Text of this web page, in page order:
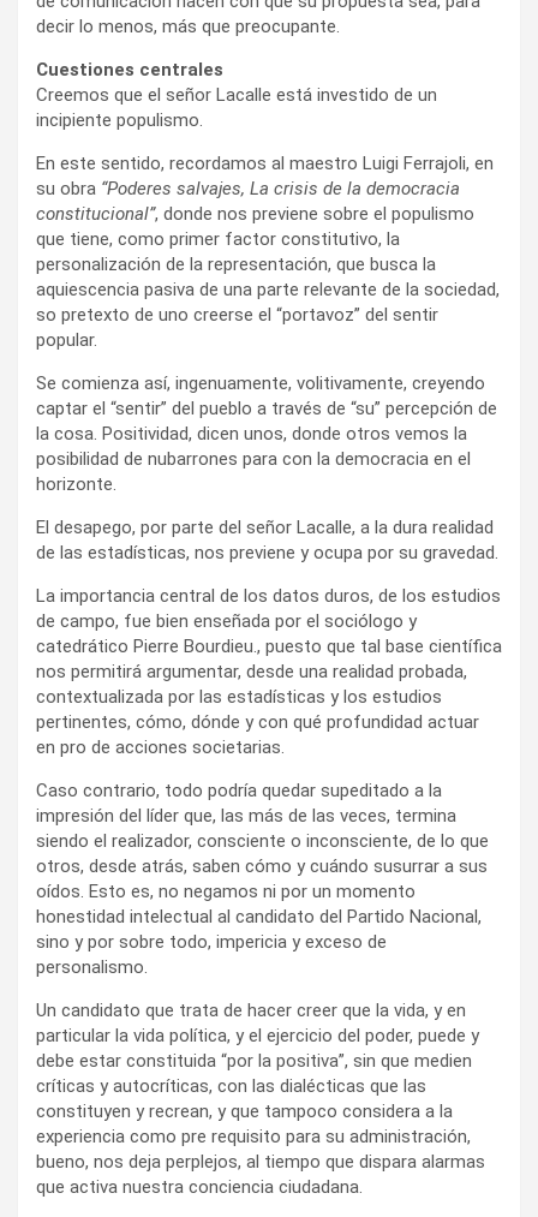
decir lo menos, más que preocupante.
Cuestiones centrales
Creemos que el señor Lacalle está investido de un
incipiente populismo.
En este sentido, recordamos al maestro Luigi Ferrajoli, en
su obra “Poderes salvajes, La crisis de la democracia
constitucional”, donde nos previene sobre el populismo
que tiene, como primer factor constitutivo, la
personalización de la representación, que busca la
aquiescencia pasiva de una parte relevante de la sociedad,
so pretexto de uno creerse el “portavoz” del sentir
popular.
Se comienza así, ingenuamente, volitivamente, creyendo
captar el “sentir” del pueblo a través de “su” percepción de
la cosa. Positividad, dicen unos, donde otros vemos la
posibilidad de nubarrones para con la democracia en el
horizonte.
El desapego, por parte del señor Lacalle, a la dura realidad
de las estadísticas, nos previene y ocupa por su gravedad.
La importancia central de los datos duros, de los estudios
de campo, fue bien enseñada por el sociólogo y
catedrático Pierre Bourdieu., puesto que tal base científica
nos permitirá argumentar, desde una realidad probada,
contextualizada por las estadísticas y los estudios
pertinentes, cómo, dónde y con qué profundidad actuar
en pro de acciones societarias.
Caso contrario, todo podría quedar supeditado a la
impresión del líder que, las más de las veces, termina
siendo el realizador, consciente o inconsciente, de lo que
otros, desde atrás, saben cómo y cuándo susurrar a sus
oídos. Esto es, no negamos ni por un momento
honestidad intelectual al candidato del Partido Nacional,
sino y por sobre todo, impericia y exceso de
personalismo.
Un candidato que trata de hacer creer que la vida, y en
particular la vida política, y el ejercicio del poder, puede y
debe estar constituida “por la positiva”, sin que medien
críticas y autocríticas, con las dialécticas que las
constituyen y recrean, y que tampoco considera a la
experiencia como pre requisito para su administración,
bueno, nos deja perplejos, al tiempo que dispara alarmas
que activa nuestra conciencia ciudadana.